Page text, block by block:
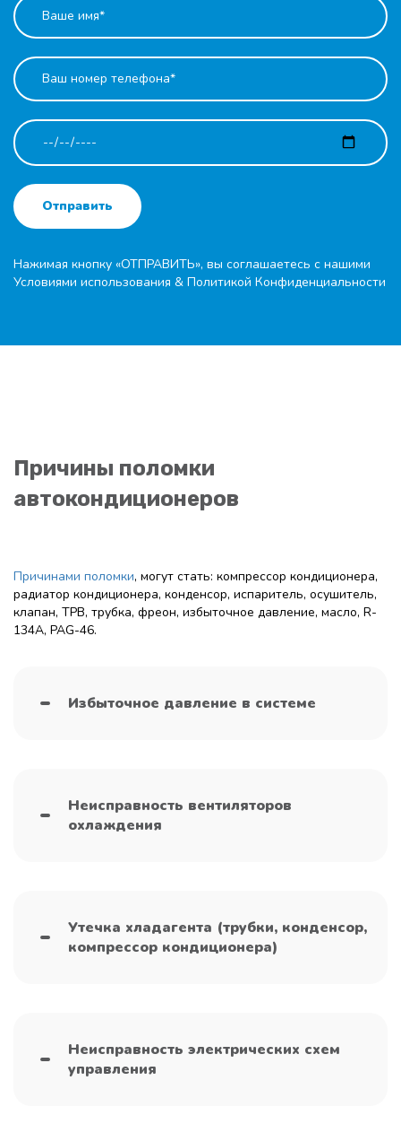
Отправить
Нажимая кнопку «ОТПРАВИТЬ», вы соглашаетесь с нашими
Условиями использования & Политикой Конфиденциальности
Причины поломки
автокондиционеров
Причинами поломки, могут стать: компрессор кондиционера,
радиатор кондиционера, конденсор, испаритель, осушитель,
клапан, ТРВ, трубка, фреон, избыточное давление, масло, R-
134A, PAG-46.
Избыточное давление в системе
Неисправность вентиляторов
охлаждения
Утечка хладагента (трубки, конденсор,
компрессор кондиционера)
Неисправность электрических схем
управления